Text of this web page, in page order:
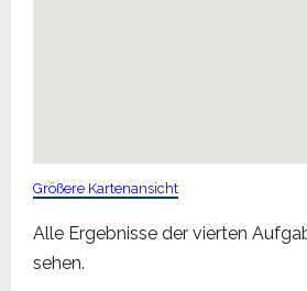
Größere Kartenansicht
Alle Ergebnisse der vierten
sehen.